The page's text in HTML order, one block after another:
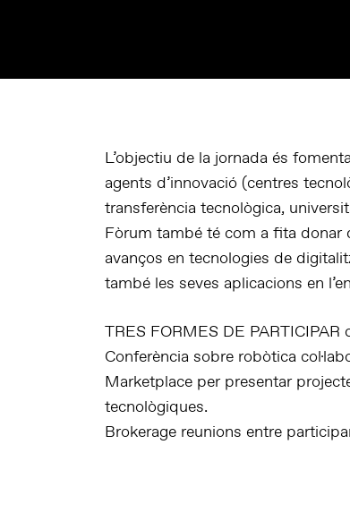
L’objectiu de la jornada és
agents d’innovació (centres
transferència tecnològica,
Fòrum també té com a fita donar
avanços en tecnologies de
també les seves aplicacions en
TRES FORMES DE
Conferència sobre robòtica
Marketplace per presentar
tecnològiques.
Brokerage reunions entre